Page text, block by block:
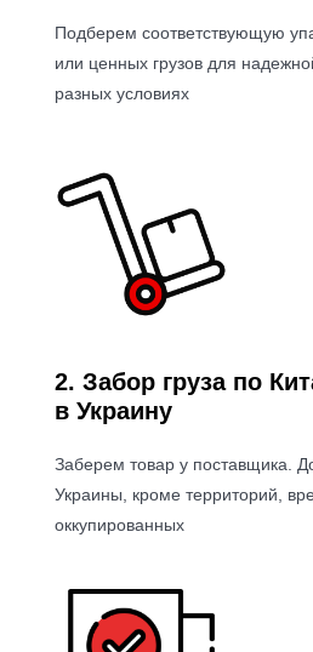
Подберем соответствующую
или ценных грузов для
разных условиях
2. Забор груза по
в Украину
Заберем товар у поставщика.
Украины, кроме территорий,
оккупированных